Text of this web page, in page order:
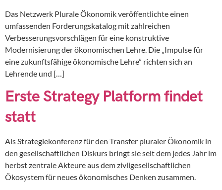
Das Netzwerk Plurale Ökonomik veröffentlichte einen
umfassenden Forderungskatalog mit zahlreichen
Verbesserungsvorschlägen für eine konstruktive
Modernisierung der ökonomischen Lehre. Die „Impulse für
eine zukunftsfähige ökonomische Lehre” richten sich an
Lehrende und […]
Erste Strategy Platform findet
statt
Als Strategiekonferenz für den Transfer pluraler Ökonomik in
den gesellschaftlichen Diskurs bringt sie seit dem jedes Jahr im
herbst zentrale Akteure aus dem zivligesellschaftlichen
Ökosystem für neues ökonomisches Denken zusammen.